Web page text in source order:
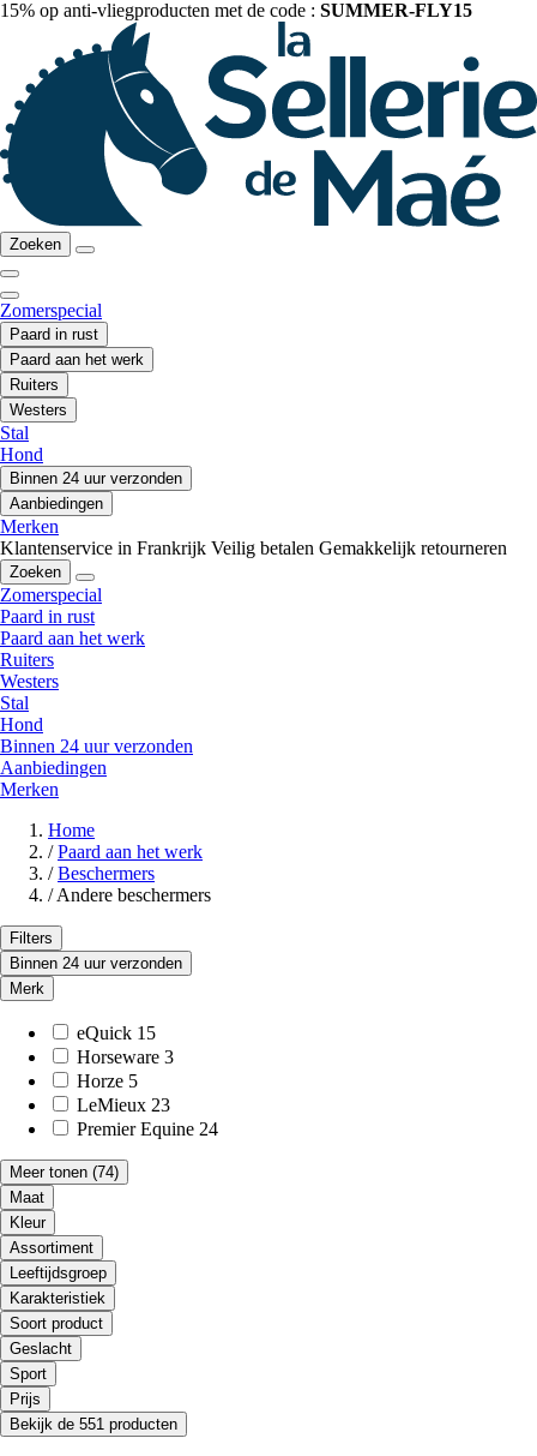
15% op anti-vliegproducten met de code : SUMMER-FLY15
Zoeken
Zomerspecial
Paard in rust
Paard aan het werk
Ruiters
Westers
Stal
Hond
Binnen 24 uur verzonden
Aanbiedingen
Merken
Klantenservice in Frankrijk Veilig betalen Gemakkelijk retourneren
Zoeken
Zomerspecial
Paard in rust
Paard aan het werk
Ruiters
Westers
Stal
Hond
Binnen 24 uur verzonden
Aanbiedingen
Merken
Home
/ Paard aan het werk
/ Beschermers
/ Andere beschermers
Filters
Binnen 24 uur verzonden
Merk
eQuick 15
Horseware 3
Horze 5
LeMieux 23
Premier Equine 24
Meer tonen (74)
Maat
Kleur
Assortiment
Leeftijdsgroep
Karakteristiek
Soort product
Geslacht
Sport
Prijs
Bekijk de 551 producten